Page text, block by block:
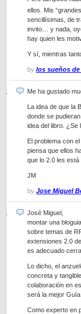
ellos. Mis
sencillísimas, de
invito… y nada,
hay quien les
Y sí, mientras
by los sueños de
Me ha gustado
La idea de que la
donde se
idea del libro. ¿Se
El problema con
piensa que ellos
que lo 2.0 les
JM
by Jose Miguel
José Miguel,
montar una
sobre temas de
extensiones 2.0
es adecuado
Lo dicho, el
concreta y
colaboración en
será la mejor
Como experto en